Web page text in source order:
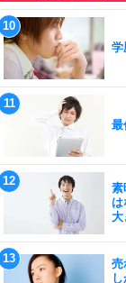
学
最
素
は
大
売
し